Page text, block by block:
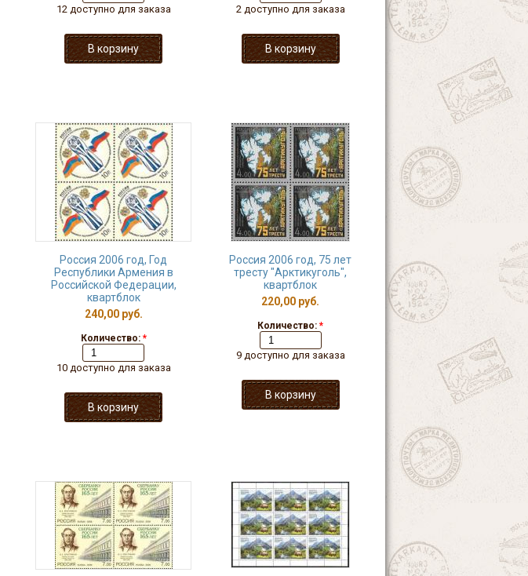
12 доступно для заказа 2 доступно для заказа
Россия 2006 год, Год
Республики Армения в
Российской Федерации,
квартблок
240,00 руб.
Количество: *
10 доступно для заказа
Россия 2006 год, 75 лет
тресту "Арктикуголь",
квартблок
220,00 руб.
Количество: *
9 доступно для заказа